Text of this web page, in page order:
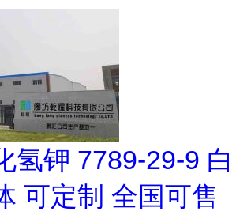
氢钾 7789-29-9 白
可定制 全国可售